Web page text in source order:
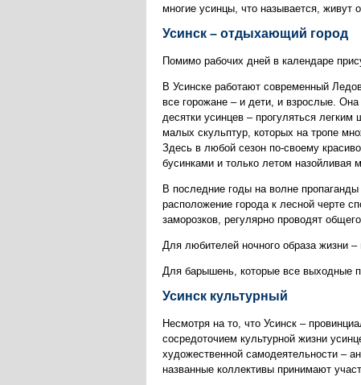
многие усинцы, что называется, живут
Усинск – отдыхающий город
Помимо рабочих дней в календаре
В Усинске работают современный
все горожане – и дети, и взрослые.
десятки усинцев – прогуляться
малых скульптур, которых на тропе
Здесь в любой сезон по-своему
бусинками и только летом
В последние годы на волне
расположение города к лесной черте
заморозков, регулярно проводят
Для любителей ночного образа жизни –
Для барышень, которые все выходные
Усинск культурный
Несмотря на то, что Усинск –
сосредоточием культурной жизни
художественной самодеятельности –
названные коллективы принимают